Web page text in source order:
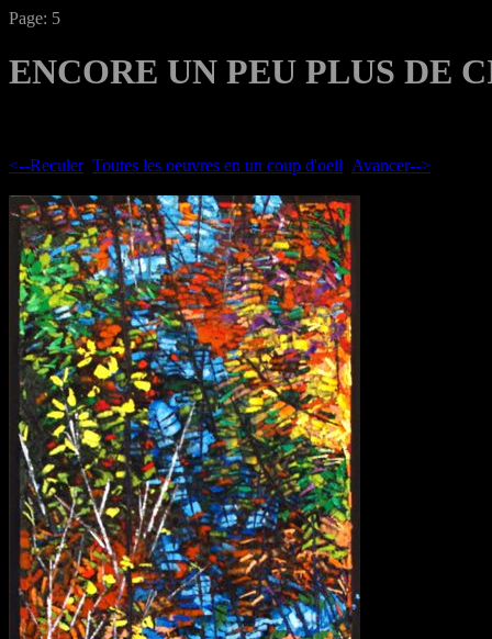
Page: 5
ENCORE UN PEU PLUS DE
<--Reculer Toutes les oeuvres en un coup d'oeil Avancer-->